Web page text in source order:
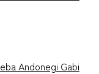
Andonegi Gabi